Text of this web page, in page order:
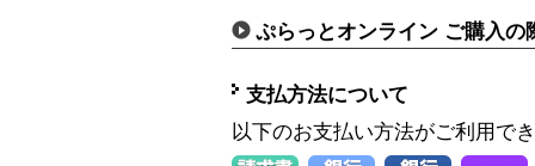
ぷらっとオンライン ご購入の
支払方法について
以下のお支払い方法がご利用で